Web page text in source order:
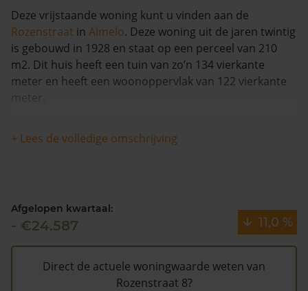
Deze vrijstaande woning kunt u vinden aan de
Rozenstraat in Almelo. Deze woning uit de jaren twintig
is gebouwd in 1928 en staat op een perceel van 210
m2. Dit huis heeft een tuin van zo’n 134 vierkante
meter en heeft een woonoppervlak van 122 vierkante
meter.
Dit vrijstaande huis is in 2009 voor het laatst van
eigenaar veranderd en is in de afgelopen 12 maanden
De gemeentelijke WOZ waarde van Rozenstraat 8 is
€140.000 (2020). Volgens Kadasterdata is de kans laag
dat deze waarde te hoog is en dat er bespaard zou
kunnen worden op de gemeentelijke belastingen. Met
gratis WOZ alarmbent u elk jaar op de hoogte van
+ Lees de volledige omschrijving
Afgelopen kwartaal:
- €24.587 11,0 %
Direct de actuele woningwaarde weten van
Rozenstraat 8?